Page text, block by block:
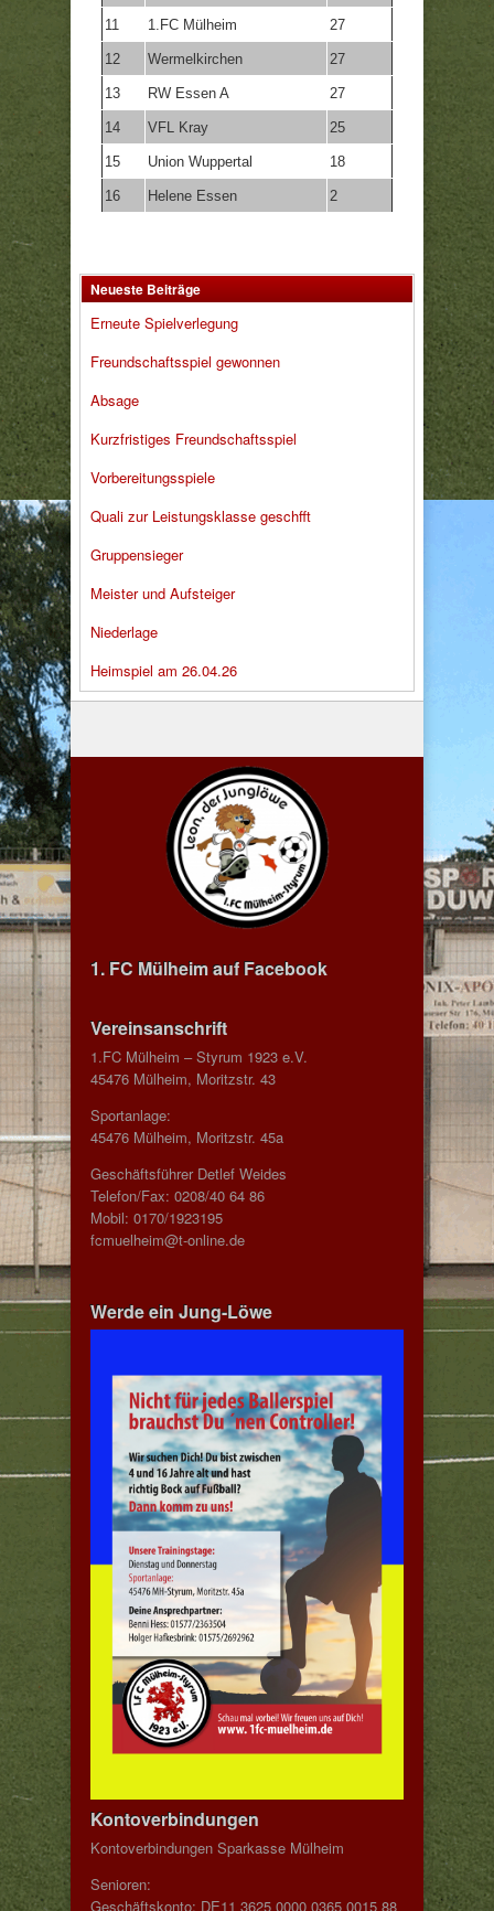
11 1.FC Mülheim 27
12 Wermelkirchen 27
13 RW Essen A 27
14 VFL Kray 25
15 Union Wuppertal 18
16 Helene Essen 2
Neueste Beiträge
Erneute Spielverlegung
Freundschaftsspiel gewonnen
Absage
Kurzfristiges Freundschaftsspiel
Vorbereitungsspiele
Quali zur Leistungsklasse geschfft
Gruppensieger
Meister und Aufsteiger
Niederlage
Heimspiel am 26.04.26
1. FC Mülheim auf Facebook
Vereinsanschrift
1.FC Mülheim – Styrum 1923 e.V.
45476 Mülheim, Moritzstr. 43
Sportanlage:
45476 Mülheim, Moritzstr. 45a
Geschäftsführer Detlef Weides
Telefon/Fax: 0208/40 64 86
Mobil: 0170/1923195
fcmuelheim@t-online.de
Werde ein Jung-Löwe
Kontoverbindungen
Kontoverbindungen Sparkasse Mülheim
Senioren:
Geschäftskonto: DE11 3625 0000 0365 0015 88